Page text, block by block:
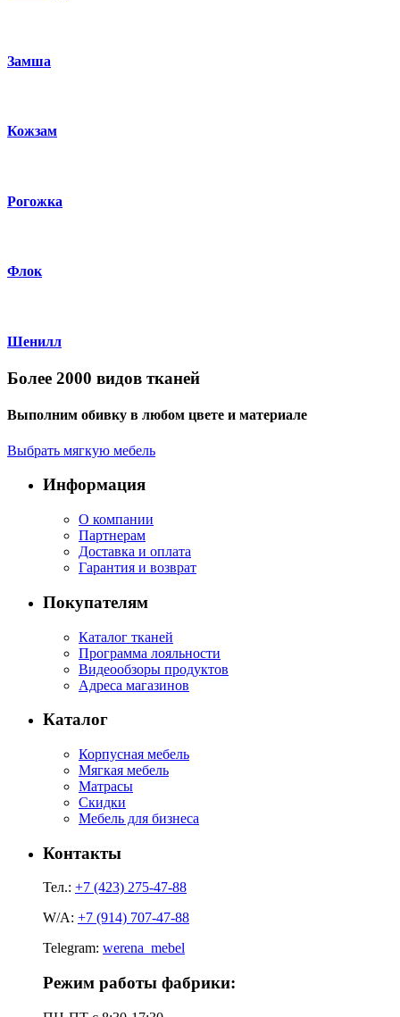
Замша
Кожзам
Рогожка
Флок
Шенилл
Более 2000 видов тканей
Выполним обивку в любом цвете и материале
Выбрать мягкую мебель
Информация
О компании
Партнерам
Доставка и оплата
Гарантия и возврат
Покупателям
Каталог тканей
Программа лояльности
Видеообзоры продуктов
Адреса магазинов
Каталог
Корпусная мебель
Мягкая мебель
Матрасы
Скидки
Мебель для бизнеса
Контакты
Тел.: +7 (423) 275-47-88
W/A: +7 (914) 707-47-88
Telegram: werena_mebel
Режим работы фабрики: